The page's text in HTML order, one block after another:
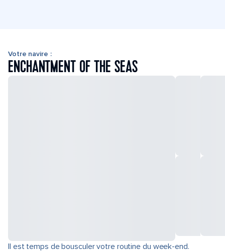
Votre navire :
ENCHANTMENT OF THE SEAS
Il est temps de bousculer votre routine du week-end.